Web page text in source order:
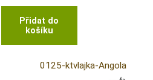
0125-ktvlajka-Angola